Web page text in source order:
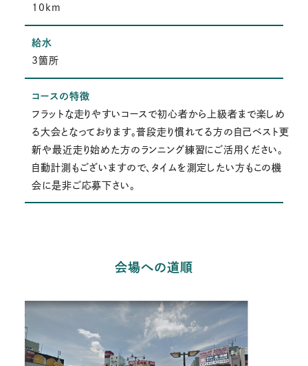
10km
給水
3箇所
コースの特徴
フラットな走りやすいコースで初心者から上級者まで楽しめ
る大会となっております。普段走り慣れてる方の自己ベスト更
新や最近走り始めた方のランニング練習にご活用ください。
自動計測もございますので、タイムを測定したい方もこの機
会に是非ご応募下さい。
会場への道順